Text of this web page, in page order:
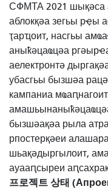
СФМТА 2021 шықәса
аблокқәа зегьы рҿы
ҭарҵоит, насгьы
аныҟәцаҩцәа
аелектронтә
убасгьы бызшәа
кампаниа
бызшәақәа рыла
рпостерқәеи
шьақәдыргылоит,
ауааԥсыреи
프로젝트 상태